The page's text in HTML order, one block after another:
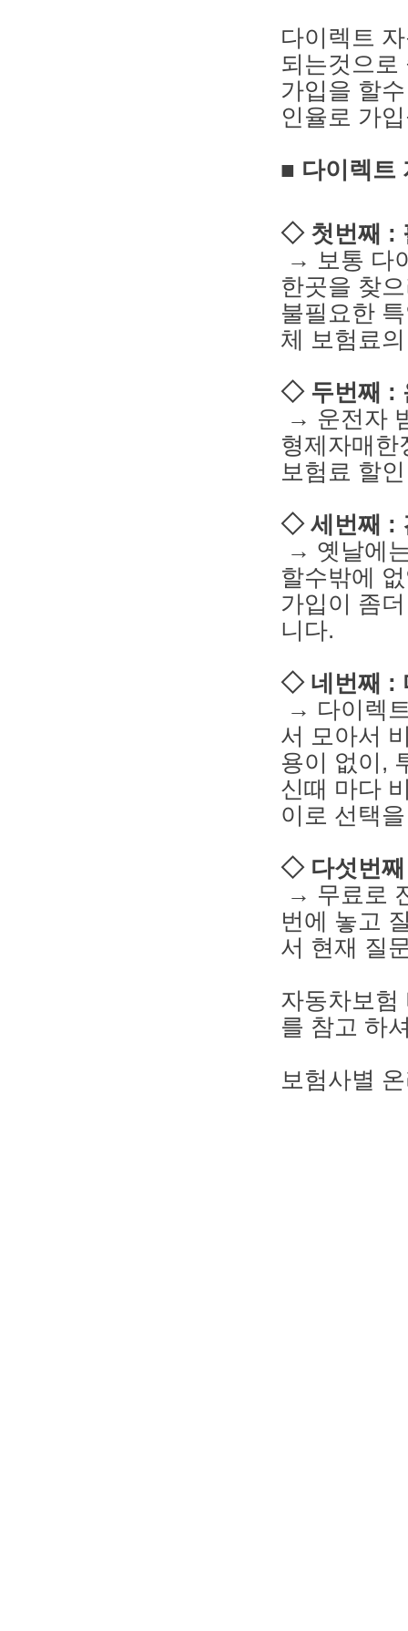
다이렉트
되는것으로
가입을 할
인율로 가
■ 다이렉트
◇ 첫번째 :
→ 보통 다
한곳을 찾
불필요한
체 보험료
◇ 두번째 :
→ 운전자
형제자매한
보험료 할
◇ 세번째 :
→ 옛날에
할수밖에
가입이 좀
니다.
◇ 네번째 :
→ 다이렉
서 모아서
용이 없이,
신때 마다
이로 선택
◇ 다섯번째
→ 무료로
번에 놓고
서 현재 질
자동차보험
를 참고 하
보험사별